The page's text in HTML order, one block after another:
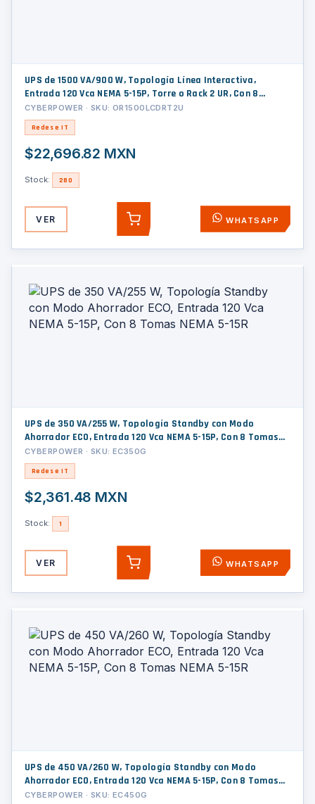
UPS de 1500 VA/900 W, Topología Línea Interactiva,
Entrada 120 Vca NEMA 5-15P, Torre o Rack 2 UR, Con 8
Tomas NEMA 5-15R
CYBERPOWER · SKU: OR1500LCDRT2U
Redes e IT
$22,696.82 MXN
Stock: 280
VER AGREGAR WHATSAPP
UPS de 350 VA/255 W, Topología Standby con Modo
Ahorrador ECO, Entrada 120 Vca NEMA 5-15P, Con 8 Tomas
NEMA 5-15R
CYBERPOWER · SKU: EC350G
Redes e IT
$2,361.48 MXN
Stock: 1
VER AGREGAR WHATSAPP
UPS de 450 VA/260 W, Topología Standby con Modo
Ahorrador ECO, Entrada 120 Vca NEMA 5-15P, Con 8 Tomas
NEMA 5-15R
CYBERPOWER · SKU: EC450G